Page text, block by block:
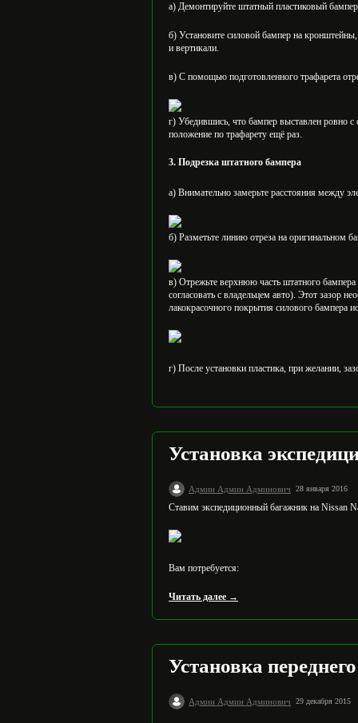
а) Демонтируйте штатный пластиковый
б) Установите силовой бампер на
и вертикали.
в) С помощью подготовленного трафарета
г) Убедившись, что бампер выставлен ровно с
положение по трафарету ещё раз.
3. Подрезка штатного бампера
а) Внимательно замерьте расстояния между
б) Разметьте линию отреза на оригинальном
в) Отрежьте верхнюю часть штатного
согласовать с владельцем авто). Этот зазор
лакокрасочного покрытия силового бампера
г) После установки пластика, при желании,
Установка
Админ Админ Админович 28 января 2016
Ставим экспедиционный багажник на Nissan
Вам потребуется:
Читать далее →
Установка
Админ Админ Админович 29 декабря 2015